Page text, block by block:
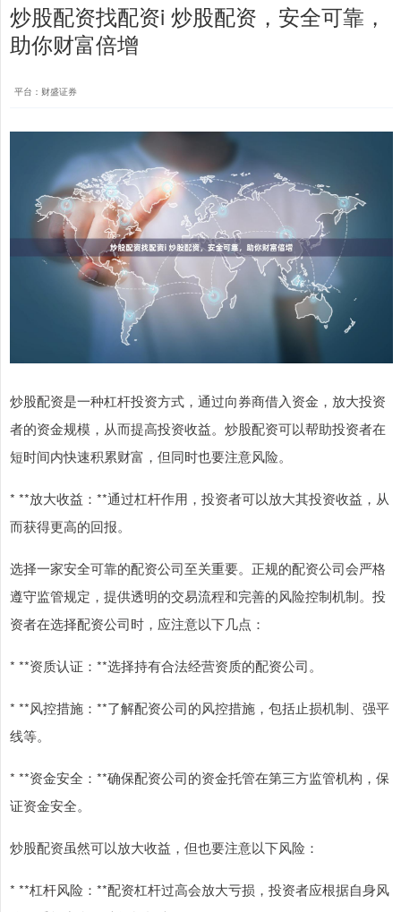
炒股配资找配资i 炒股配资，安全可靠，
助你财富倍增
平台：财盛证券
炒股配资是一种杠杆投资方式，通过向券商借入资金，放大投资
者的资金规模，从而提高投资收益。炒股配资可以帮助投资者在
短时间内快速积累财富，但同时也要注意风险。
* **放大收益：**通过杠杆作用，投资者可以放大其投资收益，从
而获得更高的回报。
选择一家安全可靠的配资公司至关重要。正规的配资公司会严格
遵守监管规定，提供透明的交易流程和完善的风险控制机制。投
资者在选择配资公司时，应注意以下几点：
* **资质认证：**选择持有合法经营资质的配资公司。
* **风控措施：**了解配资公司的风控措施，包括止损机制、强平
线等。
* **资金安全：**确保配资公司的资金托管在第三方监管机构，保
证资金安全。
炒股配资虽然可以放大收益，但也要注意以下风险：
* **杠杆风险：**配资杠杆过高会放大亏损，投资者应根据自身风